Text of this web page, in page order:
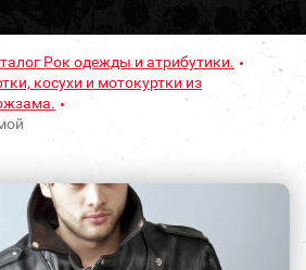
Рок одежды и атрибутики.
косухи и мотокуртки из